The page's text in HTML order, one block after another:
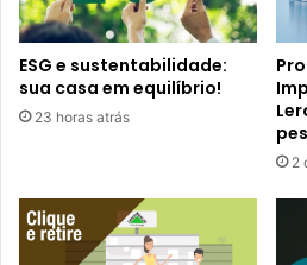
ESG e sustentabilidade:
sua casa em equilíbrio!
23 horas atrás
2